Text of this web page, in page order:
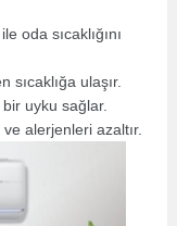
oda sıcaklığını
sıcaklığa ulaşır.
uyku sağlar.
alerjenleri azaltır.